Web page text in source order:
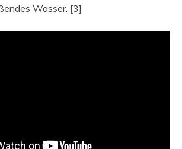
Wasser. [3]